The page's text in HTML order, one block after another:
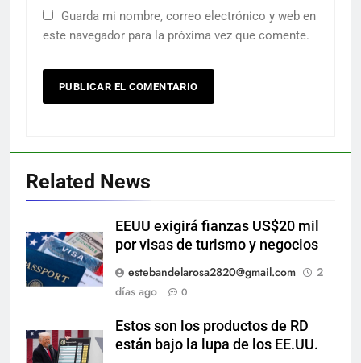
Guarda mi nombre, correo electrónico y web en
este navegador para la próxima vez que comente.
Related News
EEUU exigirá fianzas US$20 mil
por visas de turismo y negocios
estebandelarosa2820@gmail.com
2
días ago
0
Estos son los productos de RD
están bajo la lupa de los EE.UU.